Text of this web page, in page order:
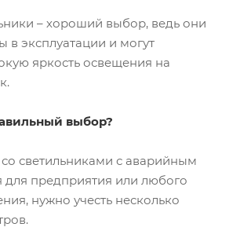
– хороший выбор, ведь они
в эксплуатации и могут
яркость освещения на
выбор?
светильниками с аварийным
для предприятия или любого
нужно учесть несколько